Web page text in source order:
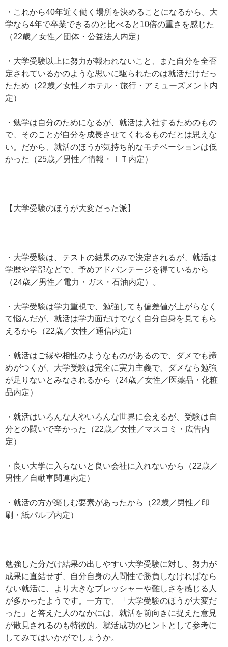
・これから40年近く働く場所を決めることになるから。大
学なら4年で卒業できるのと比べると10倍の重さを感じた
（22歳／女性／団体・公益法人内定）
・大学受験以上に努力が報われないこと、また自分を全否
定されているかのような思いに駆られたのは就活だけだっ
たため（22歳／女性／ホテル・旅行・アミューズメント内
定）
・勉学は自分のためになるが、就活は入社するためのもの
で、そのことが自分を成長させてくれるものだとは思えな
い。だから、就活のほうが気持ち的なモチベーションは低
かった（25歳／男性／情報・ＩＴ内定）
【大学受験のほうが大変だった派】
・大学受験は、テストの結果のみで決定されるが、就活は
学歴や学部などで、予めアドバンテージを得ているから
（24歳／男性／電力・ガス・石油内定）。
・大学受験は学力重視で、勉強しても偏差値が上がらなく
て悩んだが、就活は学力面だけでなく自分自身を見てもら
えるから（22歳／女性／通信内定）
・就活はご縁や相性のようなものがあるので、ダメでも諦
めがつくが、大学受験は完全に実力主義で、ダメなら勉強
が足りないとみなされるから（24歳／女性／医薬品・化粧
品内定）
・就活はいろんな人やいろんな世界に会えるが、受験は自
分との闘いで辛かった（22歳／女性／マスコミ・広告内
定）
・良い大学に入らないと良い会社に入れないから（22歳／
男性／自動車関連内定）
・就活の方が楽しむ要素があったから（22歳／男性／印
刷・紙パルプ内定）
勉強した分だけ結果の出しやすい大学受験に対し、努力が
成果に直結せず、自分自身の人間性で勝負しなければなら
ない就活に、より大きなプレッシャーや難しさを感じる人
が多かったようです。一方で、「大学受験のほうが大変だ
った」と答えた人のなかには、就活を前向きに捉えた意見
が散見されるのも特徴的。就活成功のヒントとして参考に
してみてはいかがでしょうか。